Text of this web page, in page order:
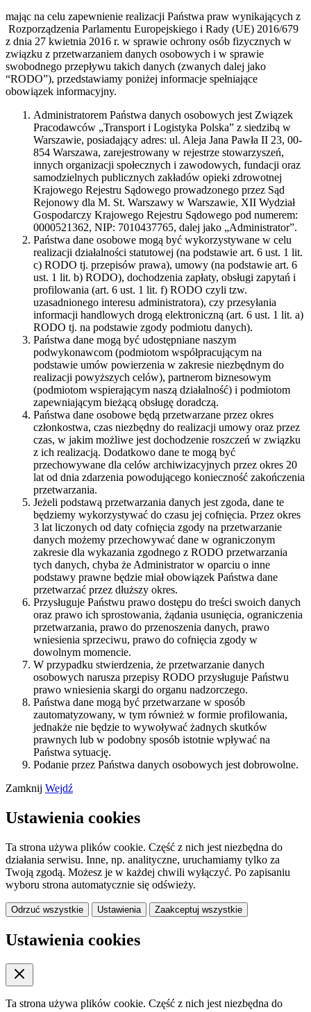
mając na celu zapewnienie realizacji Państwa praw wynikających z
Rozporządzenia Parlamentu Europejskiego i Rady (UE) 2016/679
z dnia 27 kwietnia 2016 r. w sprawie ochrony osób fizycznych w
związku z przetwarzaniem danych osobowych i w sprawie
swobodnego przepływu takich danych (zwanych dalej jako
“RODO”), przedstawiamy poniżej informacje spełniające
obowiązek informacyjny.
Administratorem Państwa danych osobowych jest Związek
Pracodawców „Transport i Logistyka Polska” z siedzibą w
Warszawie, posiadający adres: ul. Aleja Jana Pawła II 23, 00-
854 Warszawa, zarejestrowany w rejestrze stowarzyszeń,
innych organizacji społecznych i zawodowych, fundacji oraz
samodzielnych publicznych zakładów opieki zdrowotnej
Krajowego Rejestru Sądowego prowadzonego przez Sąd
Rejonowy dla M. St. Warszawy w Warszawie, XII Wydział
Gospodarczy Krajowego Rejestru Sądowego pod numerem:
0000521362, NIP: 7010437765, dalej jako „Administrator”.
Państwa dane osobowe mogą być wykorzystywane w celu
realizacji działalności statutowej (na podstawie art. 6 ust. 1 lit.
c) RODO tj. przepisów prawa), umowy (na podstawie art. 6
ust. 1 lit. b) RODO), dochodzenia zapłaty, obsługi zapytań i
profilowania (art. 6 ust. 1 lit. f) RODO czyli tzw.
uzasadnionego interesu administratora), czy przesyłania
informacji handlowych drogą elektroniczną (art. 6 ust. 1 lit. a)
RODO tj. na podstawie zgody podmiotu danych).
Państwa dane mogą być udostępniane naszym
podwykonawcom (podmiotom współpracującym na
podstawie umów powierzenia w zakresie niezbędnym do
realizacji powyższych celów), partnerom biznesowym
(podmiotom wspierającym naszą działalność) i podmiotom
zapewniającym bieżącą obsługę doradczą.
Państwa dane osobowe będą przetwarzane przez okres
członkostwa, czas niezbędny do realizacji umowy oraz przez
czas, w jakim możliwe jest dochodzenie roszczeń w związku
z ich realizacją. Dodatkowo dane te mogą być
przechowywane dla celów archiwizacyjnych przez okres 20
lat od dnia zdarzenia powodującego konieczność zakończenia
przetwarzania.
Jeżeli podstawą przetwarzania danych jest zgoda, dane te
będziemy wykorzystywać do czasu jej cofnięcia. Przez okres
3 lat liczonych od daty cofnięcia zgody na przetwarzanie
danych możemy przechowywać dane w ograniczonym
zakresie dla wykazania zgodnego z RODO przetwarzania
tych danych, chyba że Administrator w oparciu o inne
podstawy prawne będzie miał obowiązek Państwa dane
przetwarzać przez dłuższy okres.
Przysługuje Państwu prawo dostępu do treści swoich danych
oraz prawo ich sprostowania, żądania usunięcia, ograniczenia
przetwarzania, prawo do przenoszenia danych, prawo
wniesienia sprzeciwu, prawo do cofnięcia zgody w
dowolnym momencie.
W przypadku stwierdzenia, że przetwarzanie danych
osobowych narusza przepisy RODO przysługuje Państwu
prawo wniesienia skargi do organu nadzorczego.
Państwa dane mogą być przetwarzane w sposób
zautomatyzowany, w tym również w formie profilowania,
jednakże nie będzie to wywoływać żadnych skutków
prawnych lub w podobny sposób istotnie wpływać na
Państwa sytuację.
Podanie przez Państwa danych osobowych jest dobrowolne.
Zamknij Wejdź
Ustawienia cookies
Ta strona używa plików cookie. Część z nich jest niezbędna do
działania serwisu. Inne, np. analityczne, uruchamiamy tylko za
Twoją zgodą. Możesz je w każdej chwili wyłączyć. Po zapisaniu
wyboru strona automatycznie się odświeży.
Odrzuć wszystkie Ustawienia Zaakceptuj wszystkie
Ustawienia cookies
Ta strona używa plików cookie. Część z nich jest niezbędna do